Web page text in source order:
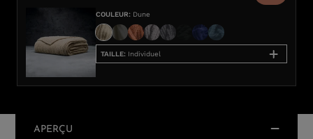
COULEUR: Dune
TAILLE: Individuel
APERÇU